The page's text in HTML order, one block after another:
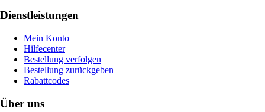
Dienstleistungen
Mein Konto
Hilfecenter
Bestellung verfolgen
Bestellung zurückgeben
Rabattcodes
Über uns